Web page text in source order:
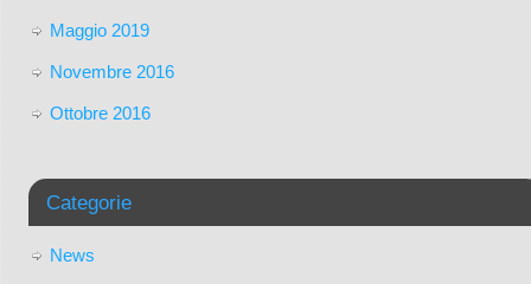
Maggio 2019
Novembre 2016
Ottobre 2016
Categorie
News